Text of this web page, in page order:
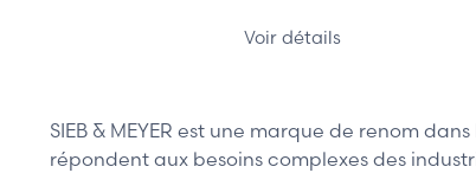
SIEB & MEYER est une marque de renom
répondent aux besoins complexes des
Voir détails